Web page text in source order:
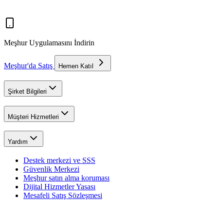
Meşhur Uygulamasını İndirin
Meşhur'da Satış Hemen Katıl
Şirket Bilgileri
Müşteri Hizmetleri
Yardım
Destek merkezi ve SSS
Güvenlik Merkezi
Meşhur satın alma koruması
Dijital Hizmetler Yasası
Mesafeli Satış Sözleşmesi